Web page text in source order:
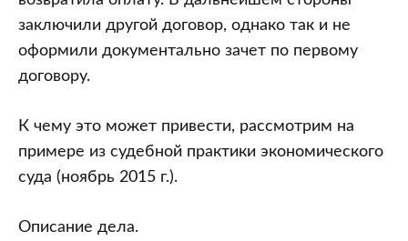
заключили другой договор, однако так и не
оформили документально зачет по первому
договору.
К чему это может привести, рассмотрим на
примере из судебной практики экономического
суда (ноябрь 2015 г.).
Описание дела.